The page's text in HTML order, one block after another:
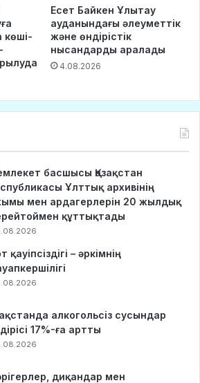
көші-
Есет Байкен Ұлытау
ауданындағы әлеуметтік
және өндірістік
нысандарды аралады
4.08.2026
басшысы Қазақстан
Ұлттық архивінің
мен ардагерлерін 20 жылдық
құттықтады
қауіпсіздігі – әркімнің
алкогольсіз сусындар
17%-ға артты
диқандар мен